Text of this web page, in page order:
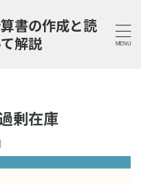
書の作成と読
解説
剰在庫